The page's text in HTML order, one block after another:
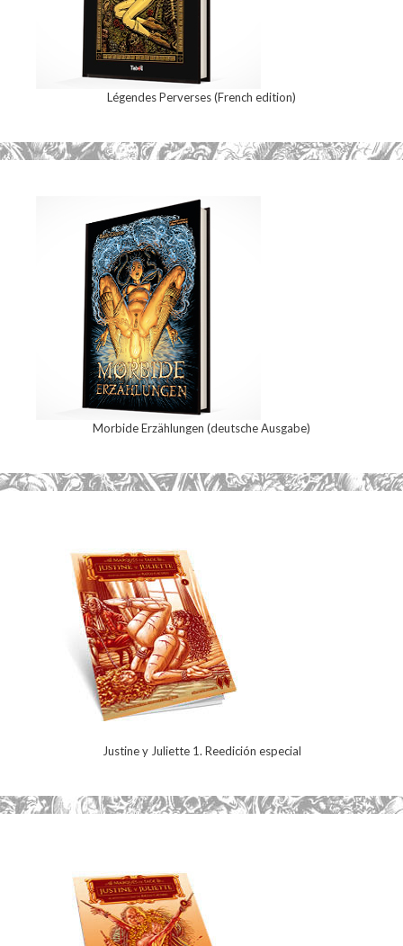
Légendes Perverses (French edition)
Morbide Erzählungen (deutsche Ausgabe)
Justine y Juliette 1. Reedición especial